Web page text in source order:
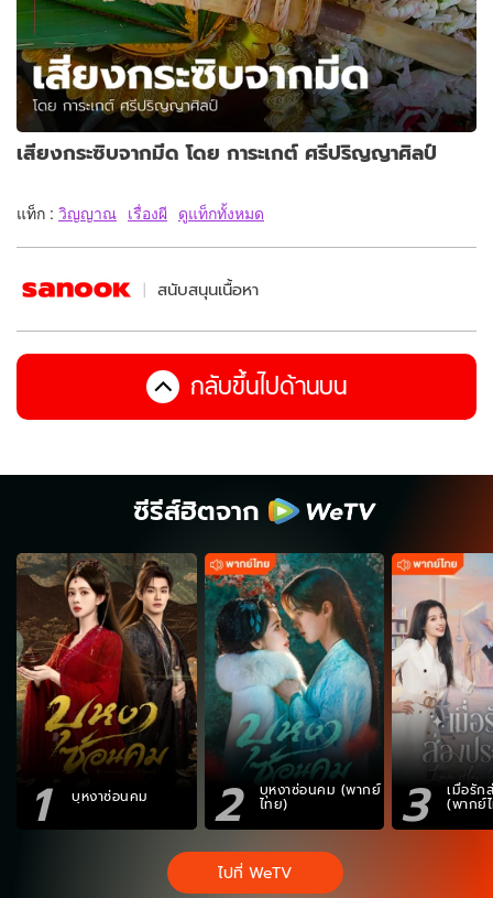
เสียงกระซิบจากมีด โดย การะเกต์ ศรีปริญญาศิลป์
แท็ก : วิญญาณ เรื่องผี ดูแท็กทั้งหมด
สนับสนุนเนื้อหา
กลับขึ้นไปด้านบน
ซีรีส์ฮิตจาก
1 บุหงาซ่อนคม 2 บุหงาซ่อนคม (พากย์
ไทย) 3 เมื่อรัก
(พากย์
ไปที่ WeTV